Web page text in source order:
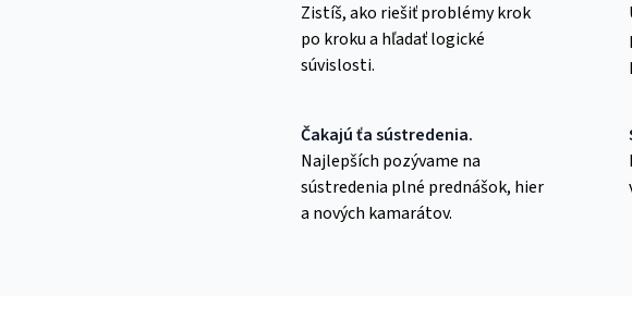
Zistíš, ako riešiť problémy krok
po kroku a hľadať logické
súvislosti.
Čakajú ťa sústredenia.
Najlepších pozývame na
sústredenia plné prednášok, hier
a nových kamarátov.